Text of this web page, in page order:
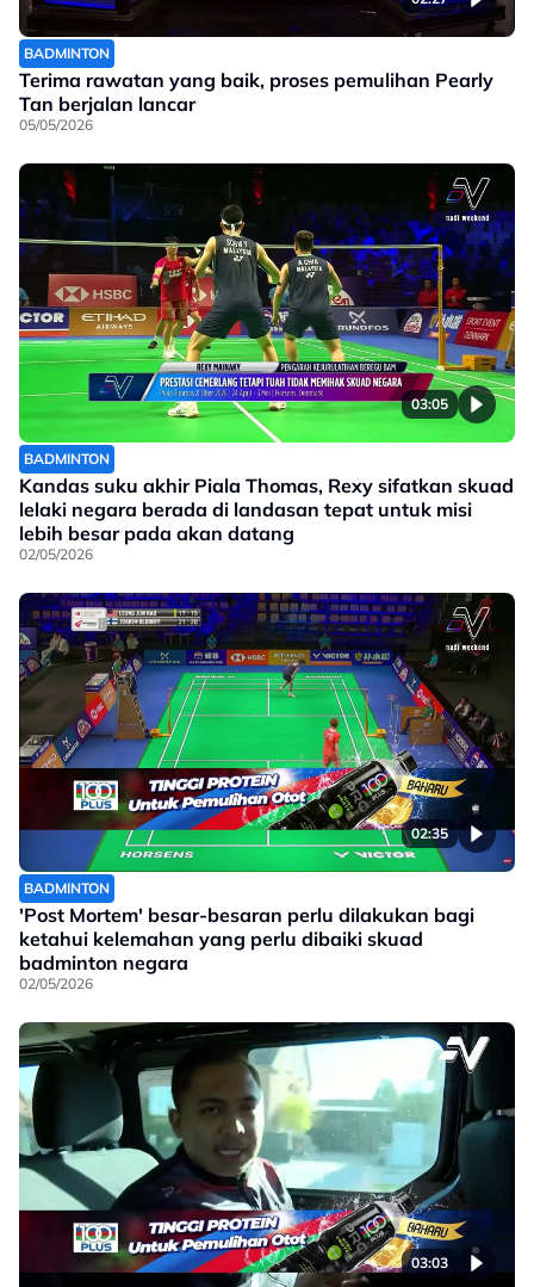
BADMINTON
Terima rawatan yang baik, proses pemulihan Pearly
Tan berjalan lancar
05/05/2026
03:05
BADMINTON
Kandas suku akhir Piala Thomas, Rexy sifatkan skuad
lelaki negara berada di landasan tepat untuk misi
lebih besar pada akan datang
02/05/2026
02:35
BADMINTON
'Post Mortem' besar-besaran perlu dilakukan bagi
ketahui kelemahan yang perlu dibaiki skuad
badminton negara
02/05/2026
03:03